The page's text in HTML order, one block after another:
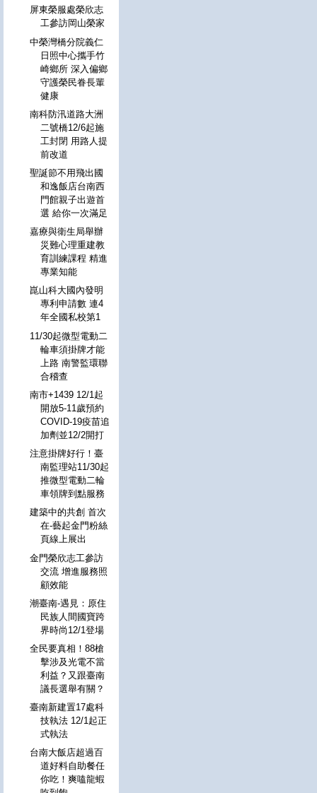
屏東榮服處榮欣志
工參訪岡山榮家
中榮灣橋分院義仁
日照中心攜手竹
崎鄉所 深入偏鄉
守護榮民眷長輩
健康
南科防汛道路大洲
二號橋12/6起施
工封閉 用路人提
前改道
聖誕節不用飛出國
和逸飯店台南西
門館親子出遊首
選 給你一次滿足
嘉療與衛生局舉辦
災難心理重建教
育訓練課程 精進
專業知能
崑山科大國內發明
專利申請數 連4
年全國私校第1
11/30起微型電動二
輪車須掛牌才能
上路 南警監環聯
合稽查
南市+1439 12/1起
開放5-11歲預約
COVID-19疫苗追
加劑並12/2開打
注意掛牌好行！臺
南監理站11/30起
推微型電動二輪
車領牌到點服務
建築中的共創 首次
在-藝起金門粉絲
頁線上展出
金門榮欣志工參訪
交流 增進服務照
顧效能
潮臺南-遇見：原住
民族人間國寶跨
界時尚12/1登場
全民要真相！88槍
擊涉及光電不當
利益？又跟臺南
議長選舉有關？
臺南新建置17處科
技執法 12/1起正
式執法
台南大飯店超過百
道好料自助餐任
你吃！爽嗑龍蝦